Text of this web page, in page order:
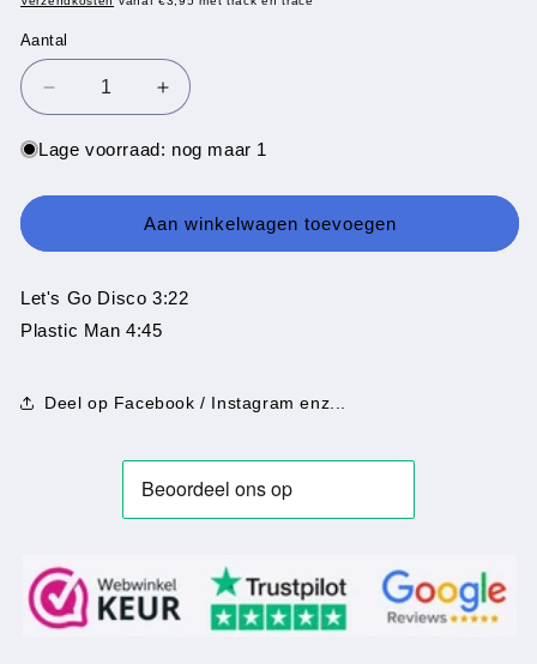
Aantal
Aantal
Aantal
verlagen
voor
Thing
Lets
Disco
Aantal
verhogen
voor
Thing
-
Lets
Disco
Lage voorraad: nog maar 1
Aan winkelwagen toevoegen
Let's Go Disco 3:22
Plastic Man 4:45
Deel op Facebook / Instagram enz...